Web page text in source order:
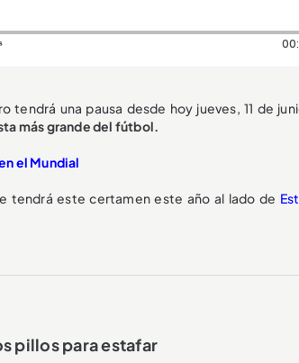
tendrá una pausa desde hoy jueves, 11 de
más grande del fútbol.
el Mundial
tendrá este certamen este año al lado de
pillos para estafar